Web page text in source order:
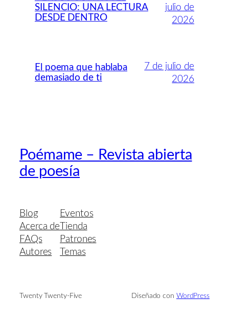
SILENCIO: UNA LECTURA
DESDE DENTRO
julio de
2026
El poema que hablaba
demasiado de ti
7 de julio de
2026
Poémame – Revista abierta
de poesía
Blog
Acerca de
FAQs
Autores
Eventos
Tienda
Patrones
Temas
Twenty Twenty-Five Diseñado con WordPress